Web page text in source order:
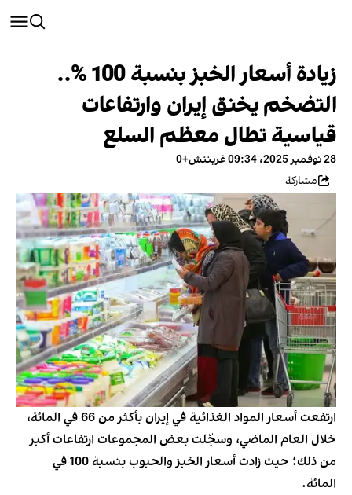
زيادة أسعار الخبز بنسبة 100 %..
التضخم يخنق إيران وارتفاعات
قياسية تطال معظم السلع
28 نوفمبر 2025، 09:34 غرينتش+0
مشاركة
ارتفعت أسعار المواد الغذائية في إيران بأكثر من 66 في المائة،
خلال العام الماضي، وسجّلت بعض المجموعات ارتفاعات أكبر
من ذلك؛ حيث زادت أسعار الخبز والحبوب بنسبة 100 في
المائة.